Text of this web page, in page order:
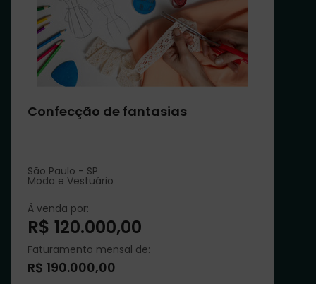
Confecção de fantasias
São Paulo - SP
Moda e Vestuário
À venda por:
R$ 120.000,00
Faturamento mensal de:
R$ 190.000,00